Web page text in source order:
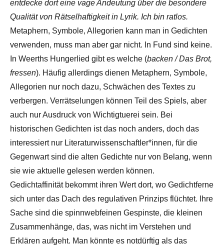
entdecke dort eine vage Andeutung über die besondere
Qualität von Rätselhaftigkeit in Lyrik. Ich bin ratlos.
Metaphern, Symbole, Allegorien kann man in Gedichten
verwenden, muss man aber gar nicht. In Fund sind keine.
In Weerths Hungerlied gibt es welche (backen / Das Brot,
fressen). Häufig allerdings dienen Metaphern, Symbole,
Allegorien nur noch dazu, Schwächen des Textes zu
verbergen. Verrätselungen können Teil des Spiels, aber
auch nur Ausdruck von Wichtigtuerei sein. Bei
historischen Gedichten ist das noch anders, doch das
interessiert nur Literaturwissenschaftler*innen, für die
Gegenwart sind die alten Gedichte nur von Belang, wenn
sie wie aktuelle gelesen werden können.
Gedichtaffinität bekommt ihren Wert dort, wo Gedichtferne
sich unter das Dach des regulativen Prinzips flüchtet. Ihre
Sache sind die spinnwebfeinen Gespinste, die kleinen
Zusammenhänge, das, was nicht im Verstehen und
Erklären aufgeht. Man könnte es notdürftig als das